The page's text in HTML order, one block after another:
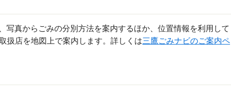
写真からごみの分別方法を案内するほか、位置情報を利用して
扱店を地図上で案内します。詳しくは三鷹ごみナビのご案内ペ